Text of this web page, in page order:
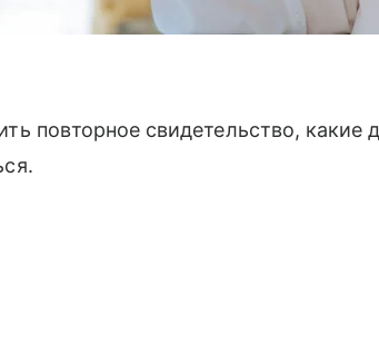
повторное свидетельство, какие